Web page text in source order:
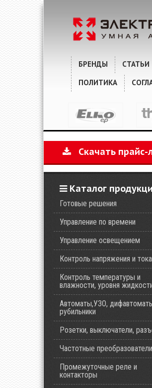
БРЕНДЫ СТАТЬИ
ПОЛИТИКА
Скачать прайс-
Каталог
Готовые решения
Управление по времени
Управление освещением
Контроль напряжения и тока
Контроль температуры и
влажности, уровня
Автоматы,УЗО,
рубильники
Розетки, выключатели,
Частотные преобразователи
Промежуточные реле и
контакторы